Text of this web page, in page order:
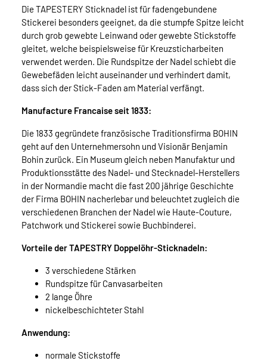
Die TAPESTERY Sticknadel ist für fadengebundene
Stickerei besonders geeignet, da die stumpfe Spitze leicht
durch grob gewebte Leinwand oder gewebte Stickstoffe
gleitet, welche beispielsweise für Kreuzsticharbeiten
verwendet werden. Die Rundspitze der Nadel schiebt die
Gewebefäden leicht auseinander und verhindert damit,
dass sich der Stick-Faden am Material verfängt.
Manufacture Francaise seit 1833:
Die 1833 gegründete französische Traditionsfirma BOHIN
geht auf den Unternehmersohn und Visionär Benjamin
Bohin zurück. Ein Museum gleich neben Manufaktur und
Produktionsstätte des Nadel- und Stecknadel-Herstellers
in der Normandie macht die fast 200 jährige Geschichte
der Firma BOHIN nacherlebar und beleuchtet zugleich die
verschiedenen Branchen der Nadel wie Haute-Couture,
Patchwork und Stickerei sowie Buchbinderei.
Vorteile der TAPESTRY Doppelöhr-Sticknadeln:
3 verschiedene Stärken
Rundspitze für Canvasarbeiten
2 lange Öhre
nickelbeschichteter Stahl
Anwendung:
normale Stickstoffe